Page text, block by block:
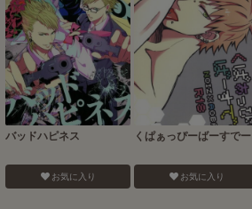
バッドハピネス
お気に入り
くぱぁっぴーばーすでー
お気に入り